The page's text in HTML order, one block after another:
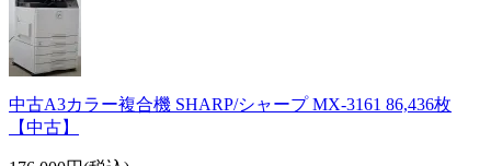
中古A3カラー複合機 SHARP/シャープ MX-3161 86,436枚
【中古】